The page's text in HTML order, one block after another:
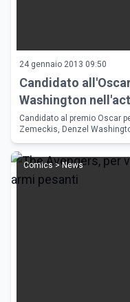
24 gennaio 2013 09:50
Candidato
Washington
Wahlberg
Candidato al premio Oscar
Zemeckis, Denzel
Comics > News